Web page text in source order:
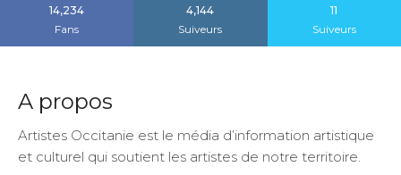
14,234
Fans
4,144
Suiveurs
11
Suiveurs
A propos
Artistes Occitanie est le média d’information artistique
et culturel qui soutient les artistes de notre territoire.